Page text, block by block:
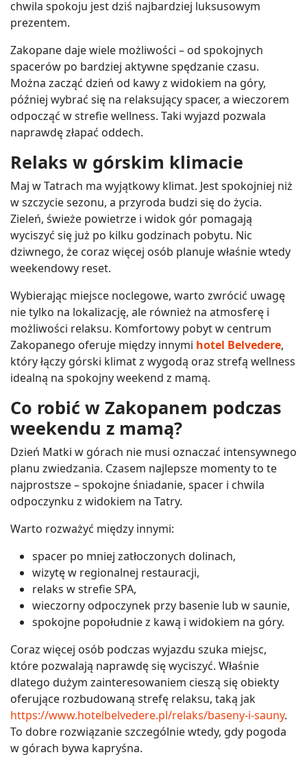
chwila spokoju jest dziś najbardziej luksusowym
prezentem.
Zakopane daje wiele możliwości – od spokojnych
spacerów po bardziej aktywne spędzanie czasu.
Można zacząć dzień od kawy z widokiem na góry,
później wybrać się na relaksujący spacer, a wieczorem
odpocząć w strefie wellness. Taki wyjazd pozwala
naprawdę złapać oddech.
Relaks w górskim klimacie
Maj w Tatrach ma wyjątkowy klimat. Jest spokojniej niż
w szczycie sezonu, a przyroda budzi się do życia.
Zieleń, świeże powietrze i widok gór pomagają
wyciszyć się już po kilku godzinach pobytu. Nic
dziwnego, że coraz więcej osób planuje właśnie wtedy
weekendowy reset.
Wybierając miejsce noclegowe, warto zwrócić uwagę
nie tylko na lokalizację, ale również na atmosferę i
możliwości relaksu. Komfortowy pobyt w centrum
Zakopanego oferuje między innymi hotel Belvedere,
który łączy górski klimat z wygodą oraz strefą wellness
idealną na spokojny weekend z mamą.
Co robić w Zakopanem podczas
weekendu z mamą?
Dzień Matki w górach nie musi oznaczać intensywnego
planu zwiedzania. Czasem najlepsze momenty to te
najprostsze – spokojne śniadanie, spacer i chwila
odpoczynku z widokiem na Tatry.
Warto rozważyć między innymi:
spacer po mniej zatłoczonych dolinach,
wizytę w regionalnej restauracji,
relaks w strefie SPA,
wieczorny odpoczynek przy basenie lub w saunie,
spokojne popołudnie z kawą i widokiem na góry.
Coraz więcej osób podczas wyjazdu szuka miejsc,
które pozwalają naprawdę się wyciszyć. Właśnie
dlatego dużym zainteresowaniem cieszą się obiekty
oferujące rozbudowaną strefę relaksu, taką jak
https://www.hotelbelvedere.pl/relaks/baseny-i-sauny.
To dobre rozwiązanie szczególnie wtedy, gdy pogoda
w górach bywa kapryśna.